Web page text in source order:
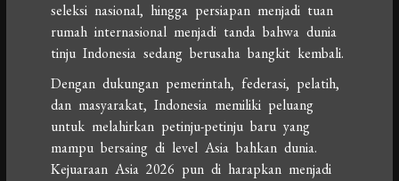
seleksi nasional, hingga persiapan menjadi tuan
rumah internasional menjadi tanda bahwa dunia
tinju Indonesia sedang berusaha bangkit kembali.
Dengan dukungan pemerintah, federasi, pelatih,
dan masyarakat, Indonesia memiliki peluang
untuk melahirkan petinju-petinju baru yang
mampu bersaing di level Asia bahkan dunia.
Kejuaraan Asia 2026 pun di harapkan menjadi